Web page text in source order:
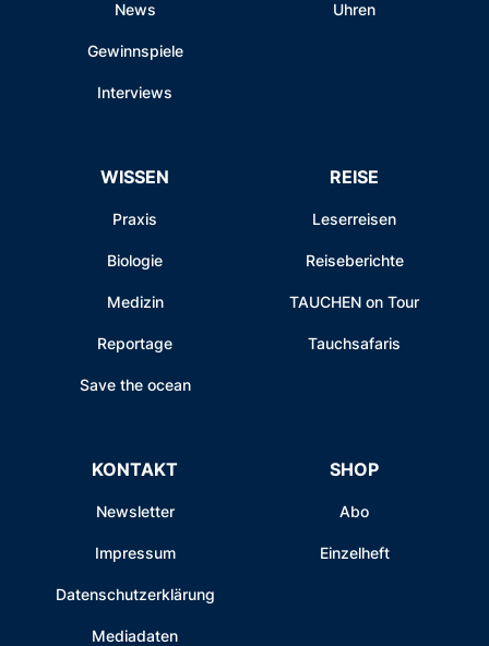
News
Gewinnspiele
Interviews
Uhren
WISSEN
Praxis
Biologie
Medizin
Reportage
Save the ocean
REISE
Leserreisen
Reiseberichte
TAUCHEN on Tour
Tauchsafaris
KONTAKT
Newsletter
Impressum
Datenschutzerklärung
Mediadaten
SHOP
Abo
Einzelheft